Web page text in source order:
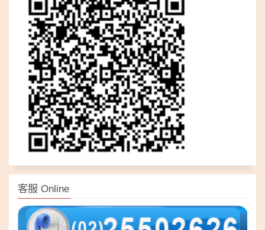
客服 Online